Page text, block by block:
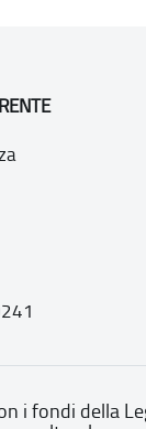
i fondi della